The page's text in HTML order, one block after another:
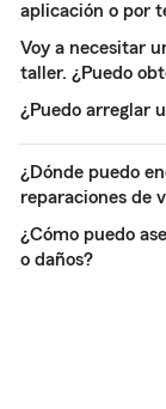
aplicación o por
Voy a necesitar
taller. ¿Puedo
¿Puedo arreglar
¿Dónde puedo
reparaciones de
¿Cómo puedo
o daños?